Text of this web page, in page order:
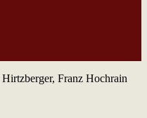
Hirtzberger, Franz Hochrain